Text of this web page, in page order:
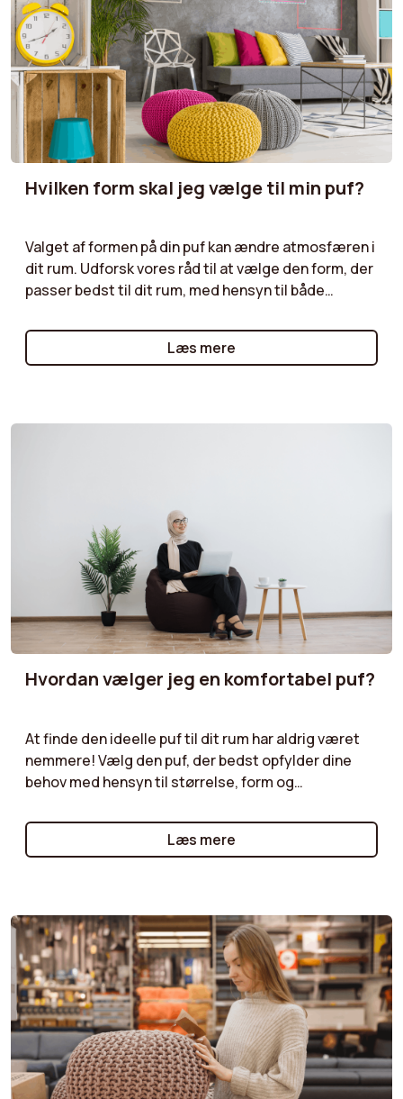
Hvilken form skal jeg vælge til min puf?
Valget af formen på din puf kan ændre atmosfæren i
dit rum. Udforsk vores råd til at vælge den form, der
passer bedst til dit rum, med hensyn til både
en læsekrog, et afslapningsområde eller som et
dekorativt element, kan du finde den perfekte puf,
Læs mere
Hvordan vælger jeg en komfortabel puf?
At finde den ideelle puf til dit rum har aldrig været
nemmere! Vælg den puf, der bedst opfylder dine
behov med hensyn til størrelse, form og
opbevaringspuf... vores guider giver dig praktiske
råd til at vælge den puf, der vil supplere dine møbler
Læs mere